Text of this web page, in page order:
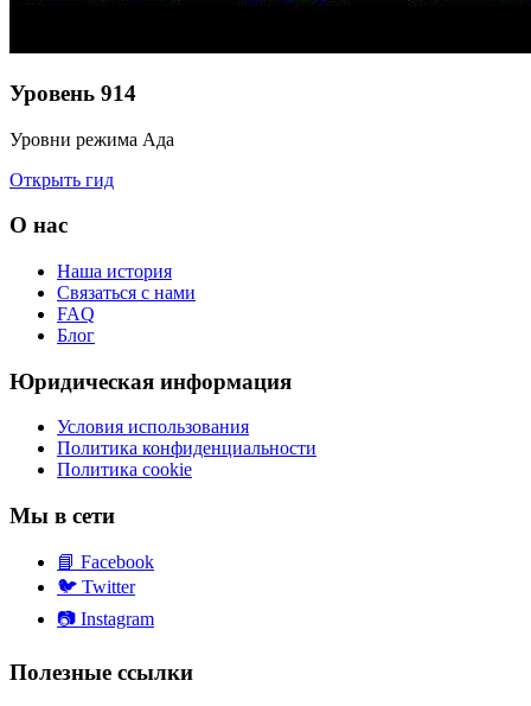
Уровень 914
Уровни режима Ада
Открыть гид
О нас
Наша история
Связаться с нами
FAQ
Блог
Юридическая информация
Условия использования
Политика конфиденциальности
Политика cookie
Мы в сети
📘 Facebook
🐦 Twitter
📷 Instagram
Полезные ссылки